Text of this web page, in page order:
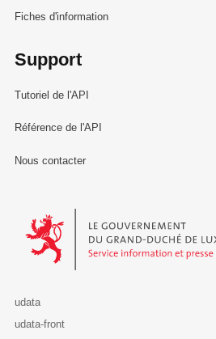
Fiches d'information
Support
Tutoriel de l'API
Référence de l'API
Nous contacter
Le Gouvernement du Grand-Duché
udata
udata-front